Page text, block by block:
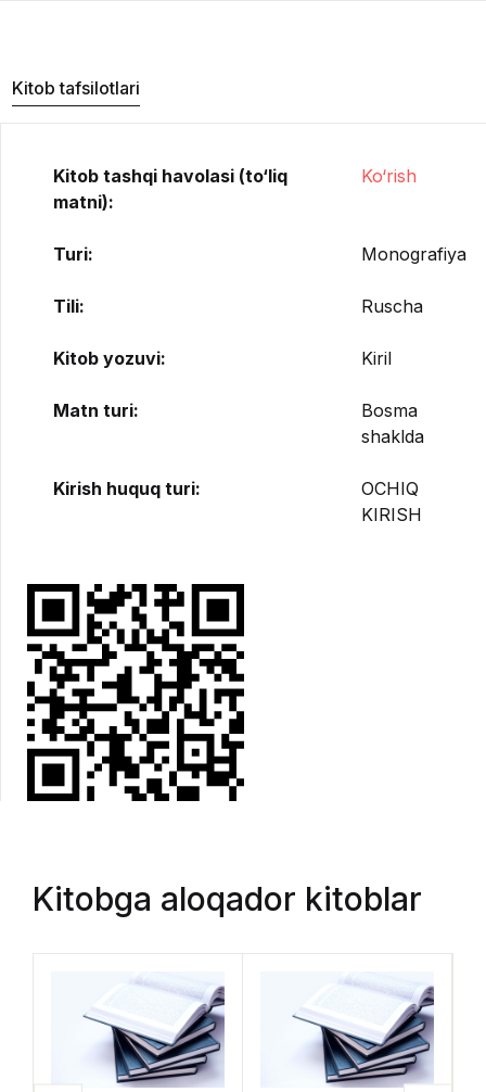
Kitob tafsilotlari
Kitob tashqi havolasi (to‘liq
matni):
Ko‘rish
Turi: Monografiya
Tili: Ruscha
Kitob yozuvi: Kiril
Matn turi:
Bosma
shaklda
Kirish huquq turi:
OCHIQ
KIRISH
Kitobga aloqador kitoblar